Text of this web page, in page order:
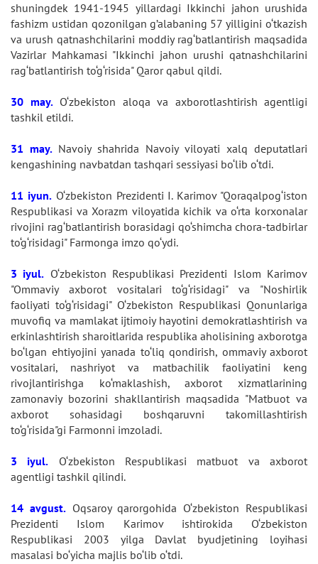
shuningdek 1941-1945 yillardagi Ikkinchi jahon urushida
fashizm ustidan qozonilgan g’alabaning 57 yilligini o‘tkazish
va urush qatnashchilarini moddiy rag‘batlantirish maqsadida
Vazirlar Mahkamasi "Ikkinchi jahon urushi qatnashchilarini
rag‘batlantirish to‘g‘risida" Qaror qabul qildi.
30 may.O‘zbekiston aloqa va axborotlashtirish agentligi
tashkil etildi.
31 may. Navoiy shahrida Navoiy viloyati xalq deputatlari
kengashining navbatdan tashqari sessiyasi bo‘lib o‘tdi.
11 iyun.O‘zbekiston Prezidenti I. Karimov "Qoraqalpog‘iston
Respublikasi va Xorazm viloyatida kichik va o‘rta korxonalar
rivojini rag‘batlantirish borasidagi qo‘shimcha chora-tadbirlar
to‘g‘risidagi" Farmonga imzo qo‘ydi.
3 iyul. O‘zbekiston Respublikasi Prezidenti Islom Karimov
"Ommaviy axborot vositalari to‘g‘risidagi" va "Noshirlik
faoliyati to‘g‘risidagi" O‘zbekiston Respublikasi Qonunlariga
muvofiq va mamlakat ijtimoiy hayotini demokratlashtirish va
erkinlashtirish sharoitlarida respublika aholisining axborotga
bo‘lgan ehtiyojini yanada to‘liq qondirish, ommaviy axborot
vositalari, nashriyot va matbachilik faoliyatini keng
rivojlantirishga ko‘maklashish, axborot xizmatlarining
zamonaviy bozorini shakllantirish maqsadida "Matbuot va
axborot sohasidagi boshqaruvni takomillashtirish
to‘g‘risida"gi Farmonni imzoladi.
3 iyul. O‘zbekiston Respublikasi matbuot va axborot
agentligi tashkil qilindi.
14 avgust.Oqsaroy qarorgohida O‘zbekiston Respublikasi
Prezidenti Islom Karimov ishtirokida O‘zbekiston
Respublikasi 2003 yilga Davlat byudjetining loyihasi
masalasi bo‘yicha majlis bo‘lib o‘tdi.